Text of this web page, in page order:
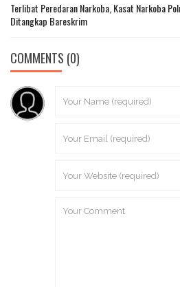
Terlibat Peredaran Narkoba, Kasat Narkoba
Ditangkap Bareskrim
COMMENTS (0)